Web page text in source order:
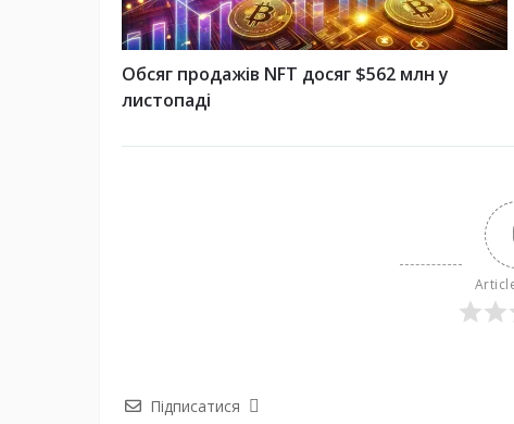
Обсяг продажів NFT досяг $562 млн у
листопаді
Підписатися